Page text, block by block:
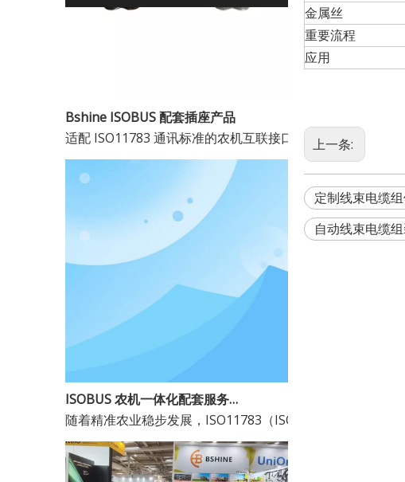
适配 ISO11783 通讯标准的农机互联接口是智能农机作业的
ISOBUS 农机一体化配套服务商 —— 常熟市博显电子科技有限公司
随着精准农业稳步发展，ISO11783（ISOBUS）总线已成
金属丝
重要流程
应用
上一条:
定制线束电缆
自动线束电缆